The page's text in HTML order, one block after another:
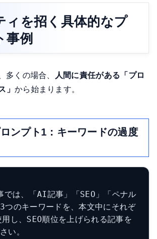
ィを招く具体的なプ
事例
多くの場合、
人間に責任がある「プロ
」 から始まります。
ンプト1：キーワードの過度
つのキーワードを、本文中にそれぞ
し、SEO順位を上げられる記事を
い。